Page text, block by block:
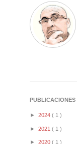
PUBLICACIONES
► 2024 ( 1 )
► 2021 ( 1 )
► 2020 ( 1 )